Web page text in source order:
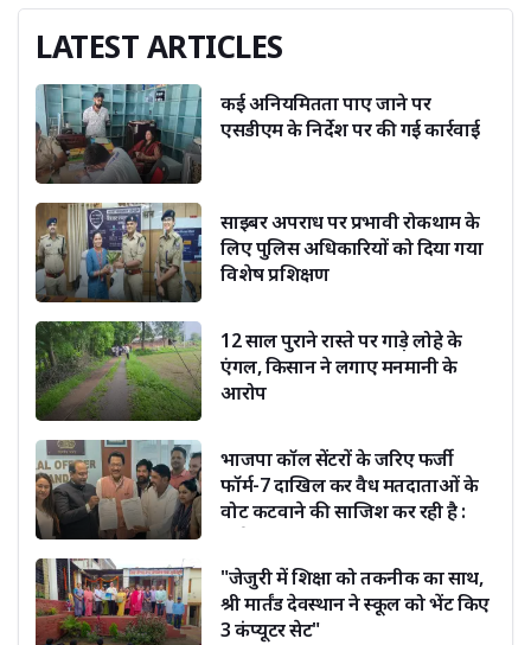
LATEST ARTICLES
कई अनियमितता पाए जाने पर
एसडीएम के निर्देश पर की गई कार्रवाई
साइबर अपराध पर प्रभावी रोकथाम के
लिए पुलिस अधिकारियों को दिया गया
विशेष प्रशिक्षण
12 साल पुराने रास्ते पर गाड़े लोहे के
एंगल, किसान ने लगाए मनमानी के
आरोप
भाजपा कॉल सेंटरों के जरिए फर्जी
फॉर्म-7 दाखिल कर वैध मतदाताओं के
वोट कटवाने की साजिश कर रही है :
"जेजुरी में शिक्षा को तकनीक का साथ,
श्री मार्तंड देवस्थान ने स्कूल को भेंट किए
3 कंप्यूटर सेट"